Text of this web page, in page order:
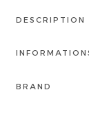
DESCRIPTION
BRAND